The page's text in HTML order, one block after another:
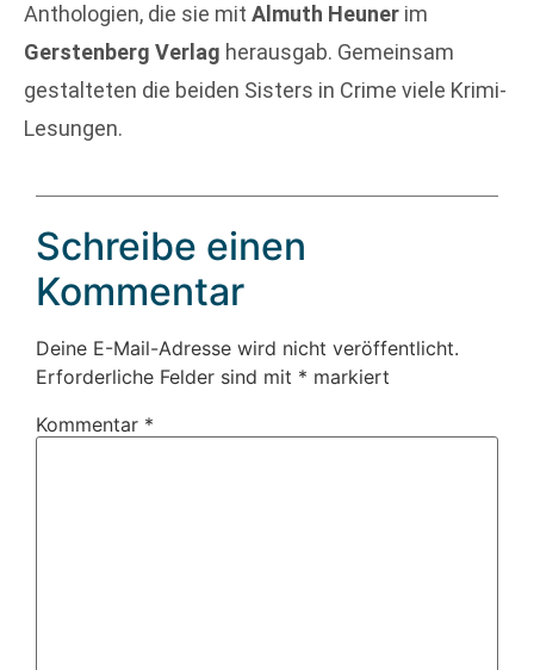
Anthologien, die sie mit Almuth Heuner im
Gerstenberg Verlag herausgab. Gemeinsam
gestalteten die beiden Sisters in Crime viele Krimi-
Lesungen.
Schreibe einen
Kommentar
Deine E-Mail-Adresse wird nicht veröffentlicht.
Erforderliche Felder sind mit * markiert
Kommentar *